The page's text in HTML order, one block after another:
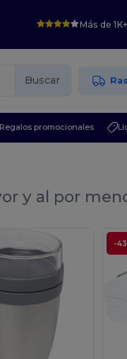
Más de
Buscar
Regalos promocionales
y al por
-